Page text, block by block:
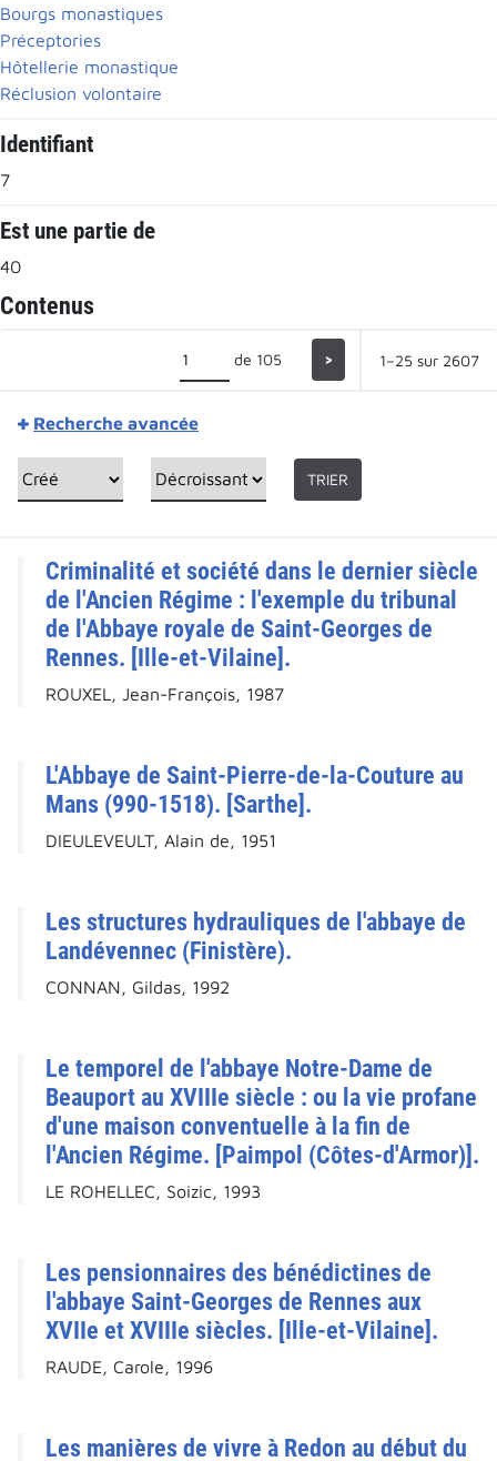
Bourgs monastiques
Préceptories
Hôtellerie monastique
Réclusion volontaire
Identifiant
7
Est une partie de
40
Contenus
de 105 > 1–25 sur 2607
Recherche avancée
TRIER
Criminalité et société dans le dernier siècle
de l'Ancien Régime : l'exemple du tribunal
de l'Abbaye royale de Saint-Georges de
Rennes. [Ille-et-Vilaine].
ROUXEL, Jean-François, 1987
L'Abbaye de Saint-Pierre-de-la-Couture au
Mans (990-1518). [Sarthe].
DIEULEVEULT, Alain de, 1951
Les structures hydrauliques de l'abbaye de
Landévennec (Finistère).
CONNAN, Gildas, 1992
Le temporel de l'abbaye Notre-Dame de
Beauport au XVIIIe siècle : ou la vie profane
d'une maison conventuelle à la fin de
l'Ancien Régime. [Paimpol (Côtes-d'Armor)].
LE ROHELLEC, Soizic, 1993
Les pensionnaires des bénédictines de
l'abbaye Saint-Georges de Rennes aux
XVIIe et XVIIIe siècles. [Ille-et-Vilaine].
RAUDE, Carole, 1996
Les manières de vivre à Redon au début du